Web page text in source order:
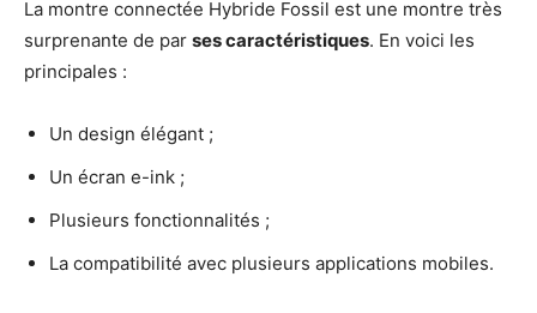
La montre connectée Hybride Fossil est une montre très
surprenante de par ses caractéristiques. En voici les
principales :
Un design élégant ;
Un écran e-ink ;
Plusieurs fonctionnalités ;
La compatibilité avec plusieurs applications mobiles.